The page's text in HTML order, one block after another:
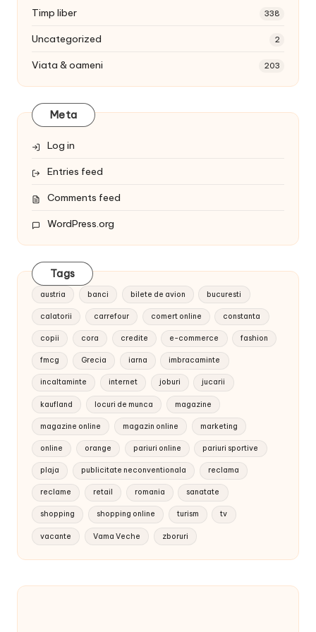
Timp liber 338
Uncategorized 2
Viata & oameni 203
Meta
Log in
Entries feed
Comments feed
WordPress.org
Tags
austria banci bilete de avion bucuresti
calatorii carrefour comert online constanta
copii cora credite e-commerce fashion
fmcg Grecia iarna imbracaminte
incaltaminte internet joburi jucarii
kaufland locuri de munca magazine
magazine online magazin online marketing
online orange pariuri online pariuri sportive
plaja publicitate neconventionala reclama
reclame retail romania sanatate
shopping shopping online turism tv
vacante Vama Veche zboruri